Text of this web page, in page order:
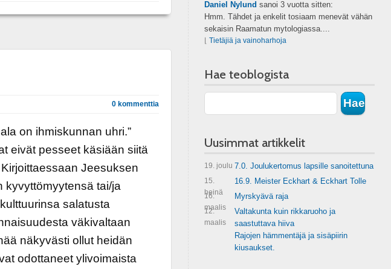
0 kommenttia
on ihmiskunnan uhri.”
eivät pesseet käsiään siitä
Jeesuksen
kyvyttömyytensä tai/ja
salatusta
väkivaltaan
näkyvästi ollut heidän
odottaneet ylivoimaista
Daniel Nylund sanoi 3 vuotta sitten:
Hmm. Tähdet ja enkelit tosiaam menevät vähän
sekaisin Raamatun mytologiassa....
Tietäjiä ja vainoharhoja
Hae teoblogista
Uusimmat artikkelit
19. joulu 7.0. Joulukertomus lapsille sanoitettuna
15.
heinä
16.9. Meister Eckhart & Eckhart Tolle
16.
maalis
Myrskyävä raja
12.
maalis
Valtakunta kuin rikkaruoho ja
saastuttava hiiva
Rajojen hämmentäjä ja sisäpiirin
kiusaukset.